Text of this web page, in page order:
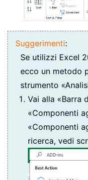
Suggerimenti:
Se utilizzi Excel
ecco un metodo
strumento
Vai alla «Barra
«Componenti
«Componenti
ricerca, vedi